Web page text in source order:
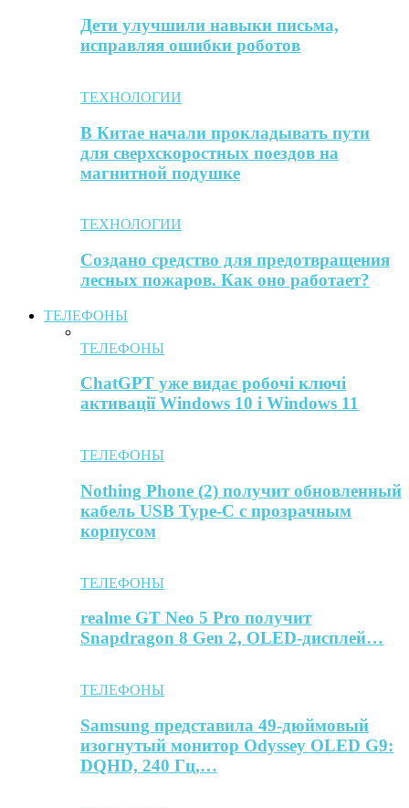
Дети улучшили навыки письма,
исправляя ошибки роботов
ТЕХНОЛОГИИ
В Китае начали прокладывать пути
для сверхскоростных поездов на
магнитной подушке
ТЕХНОЛОГИИ
Создано средство для предотвращения
лесных пожаров. Как оно работает?
ТЕЛЕФОНЫ
ТЕЛЕФОНЫ
ChatGPT уже видає робочі ключі
активації Windows 10 і Windows 11
ТЕЛЕФОНЫ
Nothing Phone (2) получит обновленный
кабель USB Type-C с прозрачным
корпусом
ТЕЛЕФОНЫ
realme GT Neo 5 Pro получит
Snapdragon 8 Gen 2, OLED-дисплей…
ТЕЛЕФОНЫ
Samsung представила 49-дюймовый
изогнутый монитор Odyssey OLED G9:
DQHD, 240 Гц,…